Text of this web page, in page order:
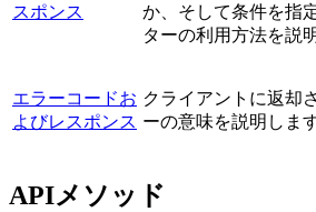
スポンス
か、そして条件を指
ターの利用方法を説
エラーコードお
よびレスポンス
クライアントに返却
ーの意味を説明します
APIメソッド